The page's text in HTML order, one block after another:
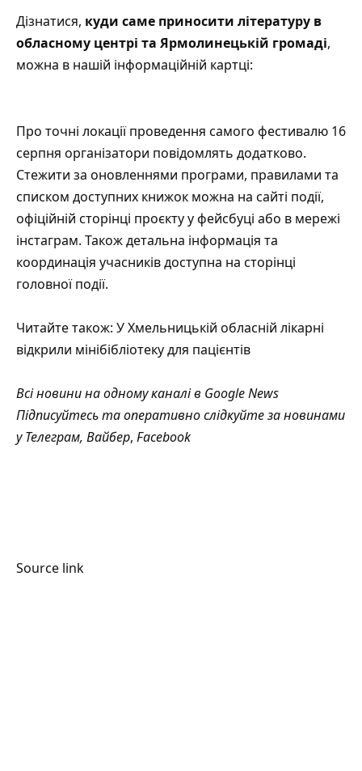
Дізнатися, куди саме приносити літературу в
обласному центрі та Ярмолинецькій громаді,
можна в нашій інформаційній картці:
Про точні локації проведення самого фестивалю 16
серпня організатори повідомлять додатково.
Стежити за оновленнями програми, правилами та
списком доступних книжок можна на сайті події,
офіційній сторінці проєкту уфейсбуці або в мережі
інстаграм. Також детальна інформація та
координація учасників доступна на сторінці
головної події.
Читайте також: У Хмельницькій обласній лікарні
відкрили мінібібліотеку для пацієнтів
Всі новини на одному каналі в Google News
Підписуйтесь та оперативно слідкуйте за новинами
уТелеграм, Вайбер, Facebook
Source link